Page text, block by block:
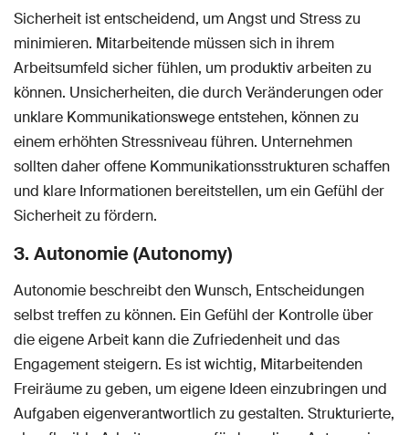
Sicherheit ist entscheidend, um Angst und Stress zu
minimieren. Mitarbeitende müssen sich in ihrem
Arbeitsumfeld sicher fühlen, um produktiv arbeiten zu
können. Unsicherheiten, die durch Veränderungen oder
unklare Kommunikationswege entstehen, können zu
einem erhöhten Stressniveau führen. Unternehmen
sollten daher offene Kommunikationsstrukturen schaffen
und klare Informationen bereitstellen, um ein Gefühl der
Sicherheit zu fördern.
3. Autonomie (Autonomy)
Autonomie beschreibt den Wunsch, Entscheidungen
selbst treffen zu können. Ein Gefühl der Kontrolle über
die eigene Arbeit kann die Zufriedenheit und das
Engagement steigern. Es ist wichtig, Mitarbeitenden
Freiräume zu geben, um eigene Ideen einzubringen und
Aufgaben eigenverantwortlich zu gestalten. Strukturierte,